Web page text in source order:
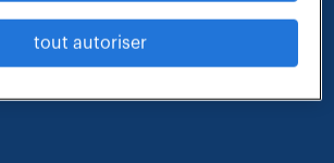
: agent administratif
tout autoriser